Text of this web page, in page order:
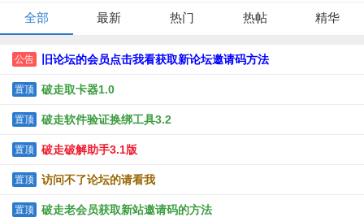
全部 最新 热门 热帖 精华
公告 旧论坛的会员点击我看获取新论坛邀请码方法
置顶 破走取卡器1.0
置顶 破走软件验证换绑工具3.2
置顶 破走破解助手3.1版
置顶 访问不了论坛的请看我
置顶 破走老会员获取新站邀请码的方法